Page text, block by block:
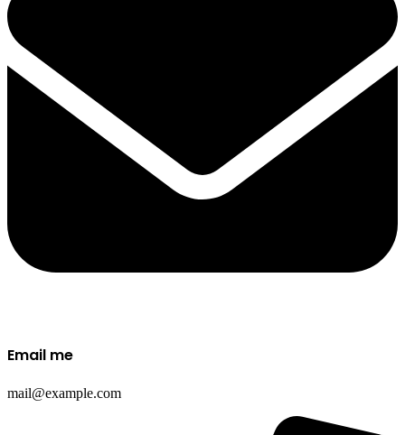
Email me​
mail@example.com​